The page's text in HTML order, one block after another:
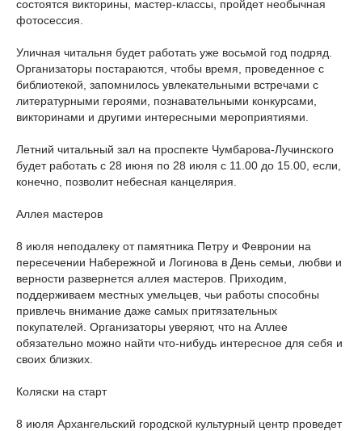
состоятся викторины, мастер-классы, пройдет необычная
фотосессия.
Уличная читальня будет работать уже восьмой год подряд.
Организаторы постараются, чтобы время, проведенное с
библиотекой, запомнилось увлекательными встречами с
литературными героями, познавательными конкурсами,
викторинами и другими интересными мероприятиями.
Летний читальный зал на проспекте Чумбарова-Лучинского
будет работать с 28 июня по 28 июля с 11.00 до 15.00, если,
конечно, позволит небесная канцелярия.
Аллея мастеров
8 июля неподалеку от памятника Петру и Февронии на
пересечении Набережной и Логинова в День семьи, любви и
верности развернется аллея мастеров. Приходим,
поддерживаем местных умельцев, чьи работы способны
привлечь внимание даже самых притязательных
покупателей. Организаторы уверяют, что на Аллее
обязательно можно найти что-нибудь интересное для себя и
своих близких.
Коляски на старт
8 июля Архангельский городской культурный центр проведет